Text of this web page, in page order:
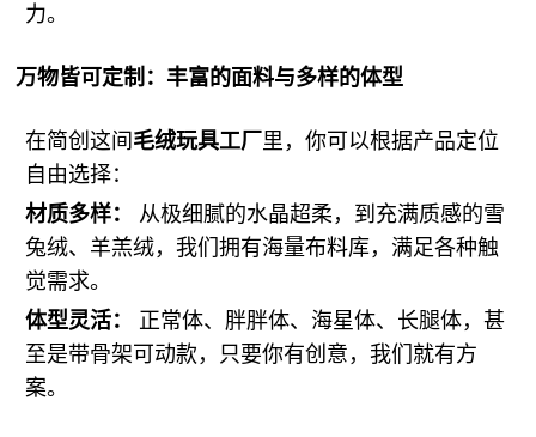
力。
万物皆可定制：丰富的面料与多样的体型
在简创这间 毛绒玩具工厂里，你可以根据产品定位
自由选择：
材质多样：
从极细腻的水晶超柔，到充满质感的雪
兔绒、羊羔绒，我们拥有海量布料库，满足各种触
觉需求。
体型灵活：
正常体、胖胖体、海星体、长腿体，甚
至是带骨架可动款，只要你有创意，我们就有方
案。